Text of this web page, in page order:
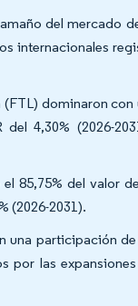
del mercado
internacionales
dominaron
4,30% (2026-
85,75% del valor
(2026-2031).
participación de
por las